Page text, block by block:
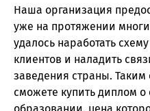
Наша организация
уже на протяжении
удалось наработать
клиентов и наладить
заведения страны. Таким
сможете купить диплом